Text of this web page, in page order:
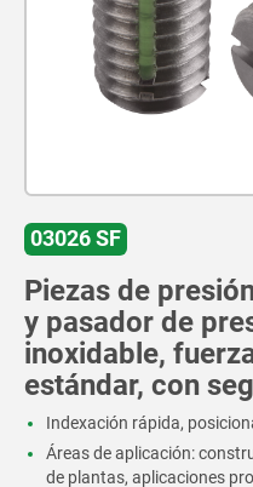
03026 SF
Piezas de
y pasador de
inoxidable,
estándar, con
Indexación rápida,
Áreas de aplicación:
de plantas, aplicaciones